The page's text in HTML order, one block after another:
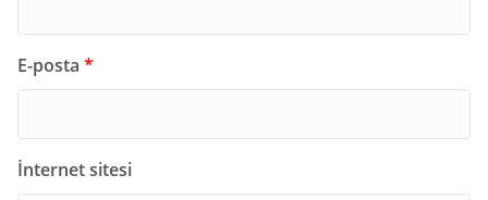
E-posta *
İnternet sitesi